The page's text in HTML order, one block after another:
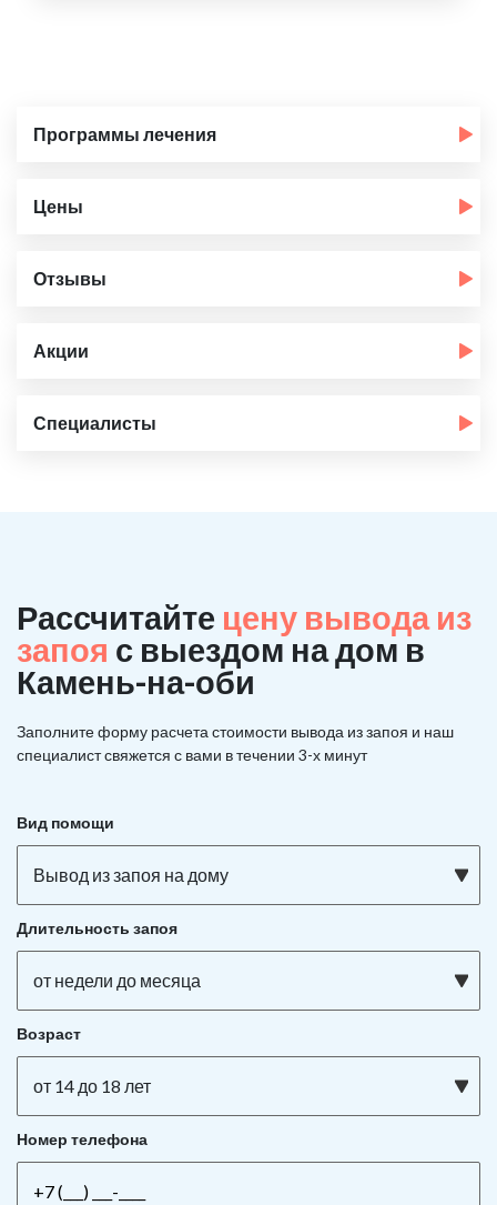
Программы лечения
Цены
Отзывы
Акции
Специалисты
Рассчитайте цену вывода из
запоя с выездом на дом в
Камень-на-оби
Заполните форму расчета стоимости вывода из запоя и наш
специалист свяжется с вами в течении 3-х минут
Вид помощи
Вывод из запоя на дому
Длительность запоя
от недели до месяца
Возраст
от 14 до 18 лет
Номер телефона